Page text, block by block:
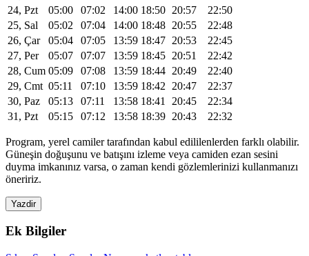
24, Pzt
05:00 07:02 14:00 18:50 20:57
22:50
25, Sal
05:02 07:04 14:00 18:48 20:55
22:48
26, Çar
05:04 07:05 13:59 18:47 20:53
22:45
27, Per
05:07 07:07 13:59 18:45 20:51
22:42
28, Cum 05:09 07:08 13:59 18:44 20:49
22:40
29, Cmt 05:11 07:10 13:59 18:42 20:47
22:37
30, Paz
05:13 07:11 13:58 18:41 20:45
22:34
31, Pzt
05:15 07:12 13:58 18:39 20:43 22:32
Program, yerel camiler tarafından kabul edililenlerden farklı olabilir.
Güneşin doğuşunu ve batışını izleme veya camiden ezan sesini
duyma imkanınız varsa, o zaman kendi gözlemlerinizi kullanmanızı
öneririz.
Yazdir
Ek Bilgiler